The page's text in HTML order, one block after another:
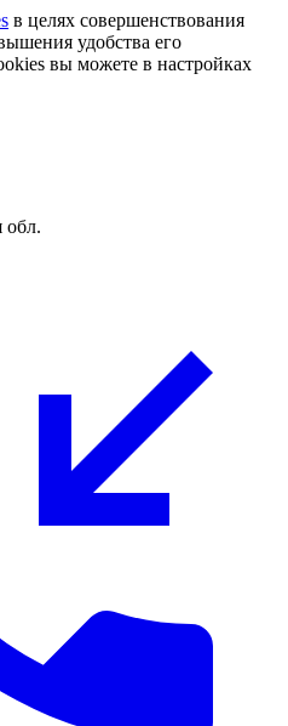
в целях совершенствования
удобства его
вы можете в настройках
обл.